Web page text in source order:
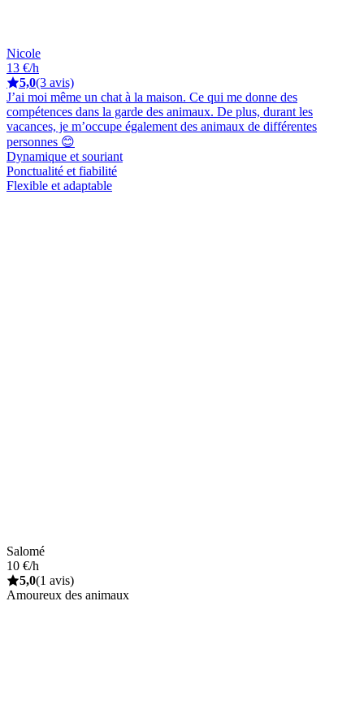
Nicole
13 €/h
5,0(3 avis)
J’ai moi même un chat à la maison. Ce qui me donne des
compétences dans la garde des animaux. De plus, durant les
vacances, je m’occupe également des animaux de différentes
personnes 😊
Dynamique et souriant
Ponctualité et fiabilité
Flexible et adaptable
Salomé
10 €/h
5,0(1 avis)
Amoureux des animaux